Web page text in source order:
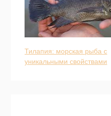
Тилапия: морская рыба с
уникальными свойствами